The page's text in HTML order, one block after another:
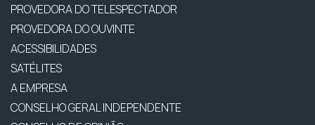
PROVEDORA DO TELESPECTADOR
PROVEDORA DO OUVINTE
ACESSIBILIDADES
SATÉLITES
A EMPRESA
CONSELHO GERAL INDEPENDENTE